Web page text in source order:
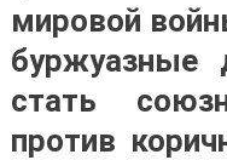
мировой
буржуазные
стать
против